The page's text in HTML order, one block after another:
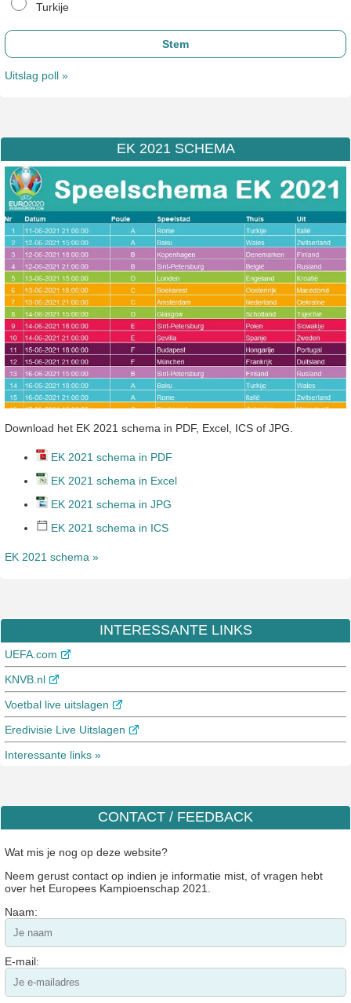
Turkije
Uitslag poll »
EK 2021 SCHEMA
Download het EK 2021 schema in PDF, Excel, ICS of JPG.
EK 2021 schema in PDF
EK 2021 schema in Excel
EK 2021 schema in JPG
EK 2021 schema in ICS
EK 2021 schema »
INTERESSANTE LINKS
UEFA.com
KNVB.nl
Voetbal live uitslagen
Eredivisie Live Uitslagen
Interessante links »
CONTACT / FEEDBACK
Wat mis je nog op deze website?
Neem gerust contact op indien je informatie mist, of vragen hebt
over het Europees Kampioenschap 2021.
Naam:
E-mail: